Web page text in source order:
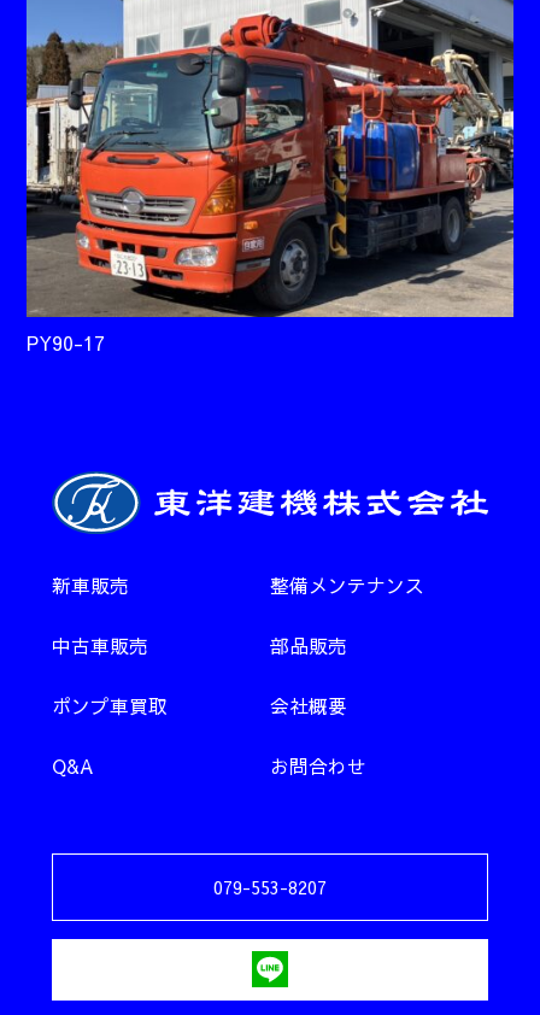
PY90-17
新車販売 整備メンテナンス
中古車販売 部品販売
ポンプ車買取 会社概要
Q&A お問合わせ
079-553-8207